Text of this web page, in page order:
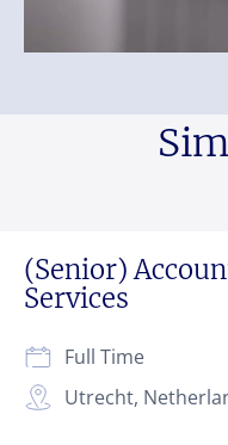
(Senior)
Services
Utrecht,
Full Time